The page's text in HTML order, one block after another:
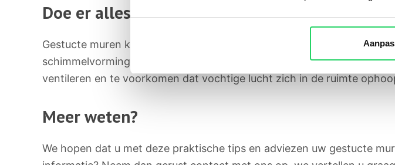
Doe er alles aan om vochtproblemen te
Gestucte muren kunnen gevoelig zijn voor vochtproblemen.
schimmelvorming. Dat wilt u niet. Doe er daarom alles aan om
ventileren en te voorkomen dat vochtige lucht zich in de ruimte
Meer weten?
We hopen dat u met deze praktische tips en adviezen uw gestucte